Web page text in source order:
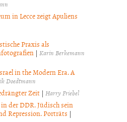
in Lecce zeigt Apuliens
Praxis als
| Karin Berkemann
in the Modern Era. A
Doedtmann
Zeit |Harry Friebel
der DDR. Jüdisch sein
Repression. Porträts |